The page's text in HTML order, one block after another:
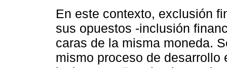
En este contexto, exclusión
sus opues­tos -inclusión
caras de la misma moneda.
mismo proceso de